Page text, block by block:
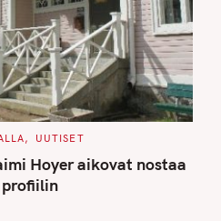
UUTISET
Hoyer aikovat nostaa
profiilin